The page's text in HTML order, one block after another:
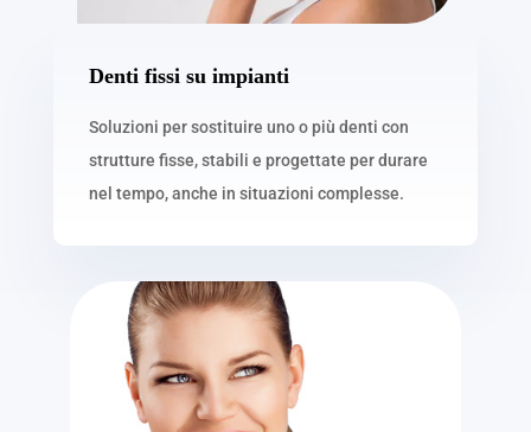
Denti fissi su impianti
Soluzioni per sostituire uno o più denti con
strutture fisse, stabili e progettate per durare
nel tempo, anche in situazioni complesse.